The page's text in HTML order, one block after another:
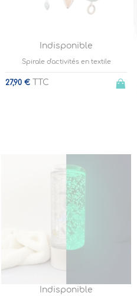
Indisponible
Spirale d'activités en textile
27,90 € TTC
Indisponible